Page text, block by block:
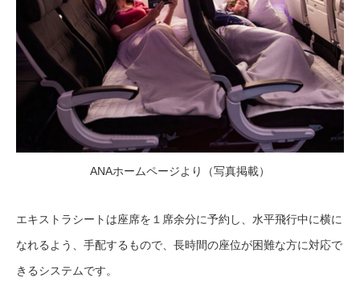
ANAホームページより（写真掲載）
エキストラシートは座席を１席余分に予約し、水平飛行中に横に
なれるよう、手配するもので、長時間の座位が困難な方に対応で
きるシステムです。